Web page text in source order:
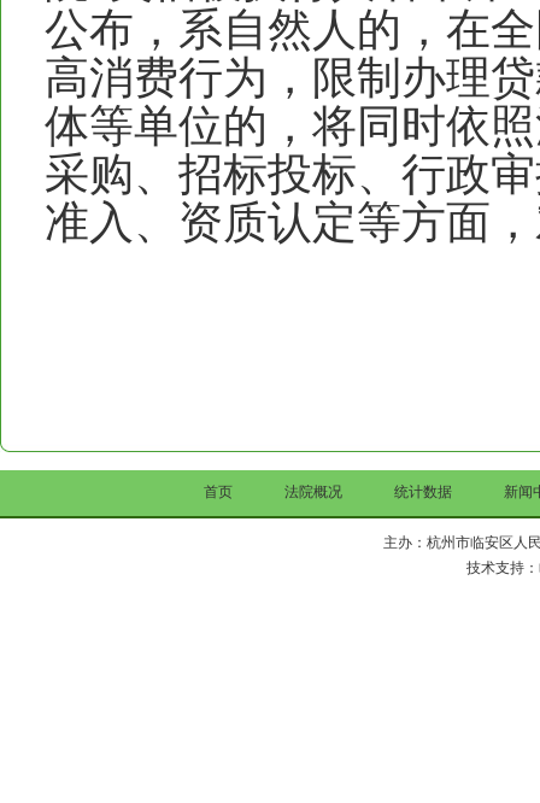
公布，系自然人的，在
高消费行为，限制办理
体等单位的，将同时依
采购、招标投标、行政
准入、资质认定等方面
首页 法院概况 统计数据 新闻
主办：杭州市临安区人
技术支持